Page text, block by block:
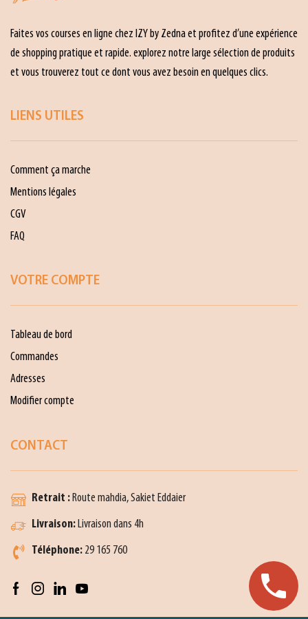
Faites vos courses en ligne chez IZY by Zedna et profitez d’une expérience
de shopping pratique et rapide. explorez notre large sélection de produits
et vous trouverez tout ce dont vous avez besoin en quelques clics.
LIENS UTILES
Comment ça marche
Mentions légales
CGV
FAQ
VOTRE COMPTE
Tableau de bord
Commandes
Adresses
Modifier compte
CONTACT
Retrait :Route mahdia, Sakiet Eddaier
Livraison:Livraison dans 4h
Téléphone: 29 165 760